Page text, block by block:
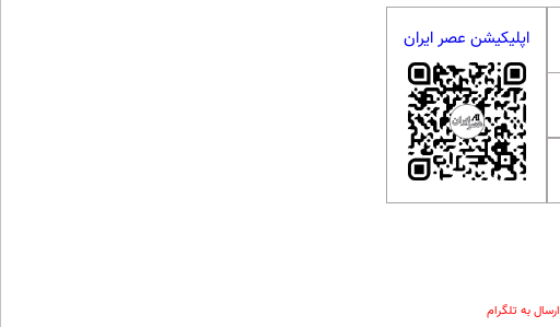
اپلیکیشن عصر ایران
ارسال به تلگرام